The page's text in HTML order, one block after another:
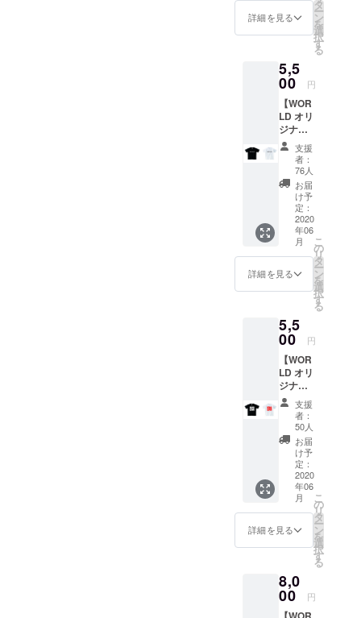
シャツ
してく
ださ
い。 サ
イズは
S/M/L/X
L/XXLの
展開と
なりま
す。支
援時に
ご希望
のサイ
ズをお
選びく
ださ
い。
※2020
年6月15
送を開
始させ
ます。
して掲
げてき
た“WO
PEACE
LOVE”
をプリ
ントし
た限定T
シャツ
まさに
今な言
葉なの
で、夏
にガン
ガン着
てもら
いたい
一枚で
す！ ※T
シャツ
してく
ださ
い。 サ
イズは
S/M/L/X
L/XXLの
展開と
なりま
す。支
援時に
ご希望
のサイ
ズをお
選びく
ださ
い。
※2020
年6月15
送を開
始させ
詳細を見る
タ
ー
ン
を
選
択
す
る
5,5
00 円
【WOR
LD オリ
ジナルT
シャ
ツ】
TYPE C
オープ
ン当初
からの
スロー
ガン、
モッ
トーと
して掲
げてき
た“WO
PEACE
LOVE”
をプリ
ントし
た限定T
シャツ
まさに
今な言
葉なの
で、夏
にガン
ガン着
てもら
いたい
一枚で
す！ ※T
シャツ
してく
ださ
い。 サ
支援
者：
76人
お届
け予
定：
2020
年06
月
詳細を見る
こ
の
リ
タ
ー
ン
を
選
択
す
る
5,5
00 円
【WOR
LD オリ
ジナルT
シャ
ツ】
TYPE D
オープ
ン当初
からの
スロー
ガン、
モッ
トーと
して掲
げてき
た“WO
PEACE
LOVE”
をプリ
支援
者：
50人
お届
け予
定：
2020
年06
月
詳細を見る
こ
の
リ
タ
ー
ン
を
選
択
す
る
8,0
00 円